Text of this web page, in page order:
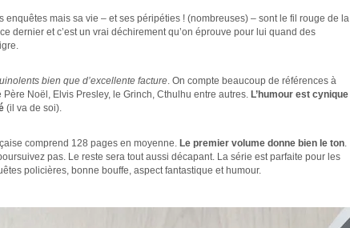
enquêtes mais sa vie – et ses péripéties ! (nombreuses) – sont le fil rouge de la
dernier et c’est un vrai déchirement qu’on éprouve pour lui quand des
bien que d’excellente facture. On compte beaucoup de références à
Noël, Elvis Presley, le Grinch, Cthulhu entre autres. L’humour est cynique
(il va de soi).
comprend 128 pages en moyenne. Le premier volume donne bien le ton.
pas. Le reste sera tout aussi décapant. La série est parfaite pour les
policières, bonne bouffe, aspect fantastique et humour.